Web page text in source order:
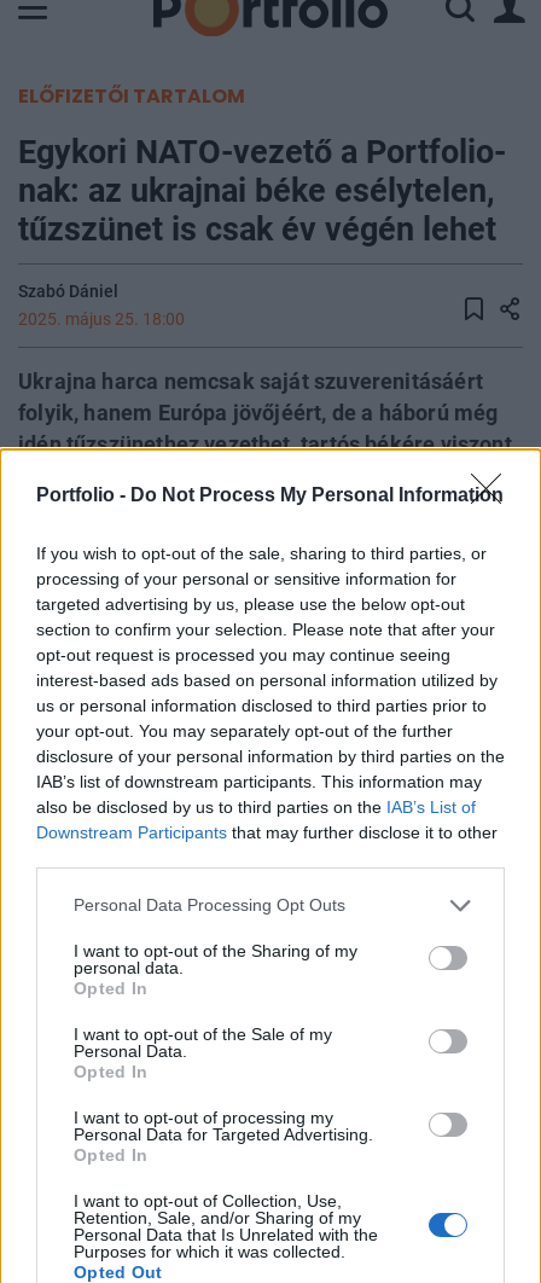
Portfolio - Do Not Process My Personal Information
If you wish to opt-out of the sale, sharing to third parties, or
processing of your personal or sensitive information for
targeted advertising by us, please use the below opt-out
section to confirm your selection. Please note that after your
opt-out request is processed you may continue seeing
interest-based ads based on personal information utilized by
us or personal information disclosed to third parties prior to
your opt-out. You may separately opt-out of the further
disclosure of your personal information by third parties on the
IAB’s list of downstream participants. This information may
also be disclosed by us to third parties on the IAB’s List of
Downstream Participants that may further disclose it to other
Personal Data Processing Opt Outs
I want to opt-out of the Sharing of my
personal data.
Opted In
I want to opt-out of the Sale of my
Personal Data.
Opted In
I want to opt-out of processing my
Personal Data for Targeted Advertising.
Opted In
I want to opt-out of Collection, Use,
Retention, Sale, and/or Sharing of my
Personal Data that Is Unrelated with the
Purposes for which it was collected.
Opted Out
ELŐFIZETŐI TARTALOM
Egykori NATO-vezető a Portfolio-
nak: az ukrajnai béke esélytelen,
tűzszünet is csak év végén lehet
Szabó Dániel
2025. május 25. 18:00
Ukrajna harca nemcsak saját szuverenitásáért
folyik, hanem Európa jövőjéért, de a háború még
idén tűzszünethez vezethet, tartós békére viszont
elméleti lehetőség, hanem a biztonságpolitikai
hidegháborús Németország vagy a koreai-
félsziget megosztottságához válhat hasonlóvá.
Oroszország nem egy államként, hanem
birodalomként működik, és eszközei a nyílt
háborún túl a nyugati társadalmak
destabilizálását is célozzák, amire válaszolnia
kell Európának – többek között ezekről a
kérdésekről beszélt Kurt Volker, az Egyesült
Államok volt NATO-nagykövete, Ukrajna-ügyi
sajtóbeszélgetésen, melyen a Portfolio is részt
vett. Volker nemcsak Ukrajna geopolitikai
szerepéről beszélt részletesen, hanem értékelte
biztonsági kockázatokat, valamint a NATO jövőjét
is a háború árnyékában.
Kurt Volker, az Egyesült Államok volt NATO-nagykövete,
valamint az ukrajnai ügyekért felelős különmegbízott,
vezető kutatója, a transzatlanti kül- és biztonságpolitika
egyik legismertebb szakértője a héten Budapesten tartott
előadást az európai geopolitikai helyzetről az Egyensúly